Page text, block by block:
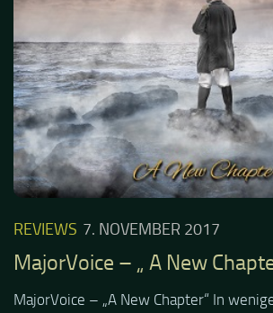
REVIEWS 7. NOVEMBER 2017
MajorVoice – „ A New
MajorVoice – „A New Chapter“ In